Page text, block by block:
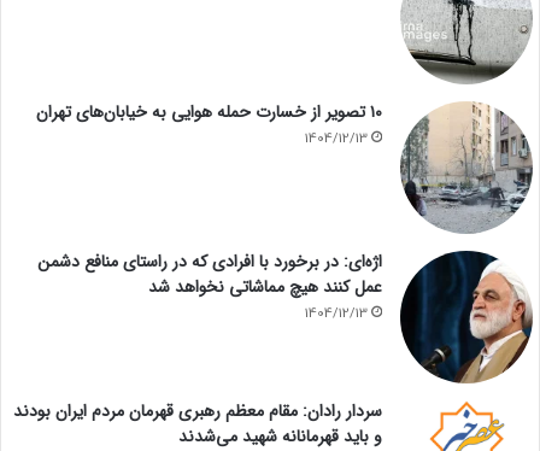
۱۰ تصویر از خسارت حمله هوایی به خیابان‌های تهران
1404/12/13
اژه‌ای: در برخورد با افرادی که در راستای منافع دشمن
عمل کنند هیچ مماشاتی نخواهد شد
1404/12/13
سردار رادان: مقام معظم رهبری قهرمان مردم ایران بودند
و باید قهرمانانه شهید می‌شدند